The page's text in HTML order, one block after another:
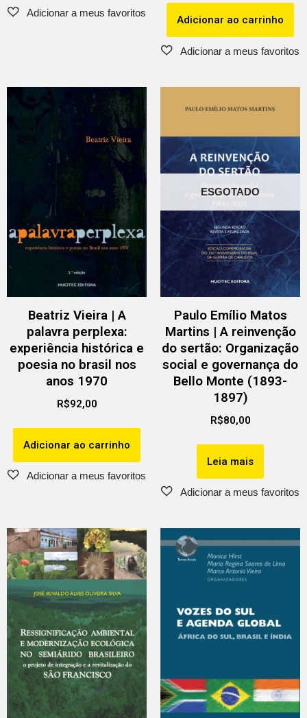
Adicionar ao carrinho
Beatriz Vieira | A
palavra perplexa:
experiência histórica e
poesia no brasil nos
anos 1970
R$92,00
Adicionar ao carrinho
ESGOTADO
Paulo Emílio Matos
Martins | A reinvenção
do sertão: Organização
social e governança do
Bello Monte (1893-
1897)
R$80,00
Leia mais